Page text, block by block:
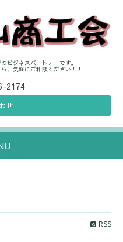
ビジネスパートナーです。
、気軽にご相談ください！！
2174
せ
RSS